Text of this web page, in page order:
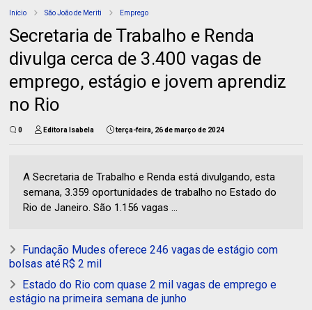
Início São João de Meriti Emprego
Secretaria de Trabalho e Renda
divulga cerca de 3.400 vagas de
emprego, estágio e jovem aprendiz
no Rio
0 Editora Isabela terça-feira, 26 de março de 2024
A Secretaria de Trabalho e Renda está divulgando, esta
semana, 3.359 oportunidades de trabalho no Estado do
Rio de Janeiro. São 1.156 vagas ...
Fundação Mudes oferece 246 vagas de estágio com
bolsas até R$ 2 mil
Estado do Rio com quase 2 mil vagas de emprego e
estágio na primeira semana de junho